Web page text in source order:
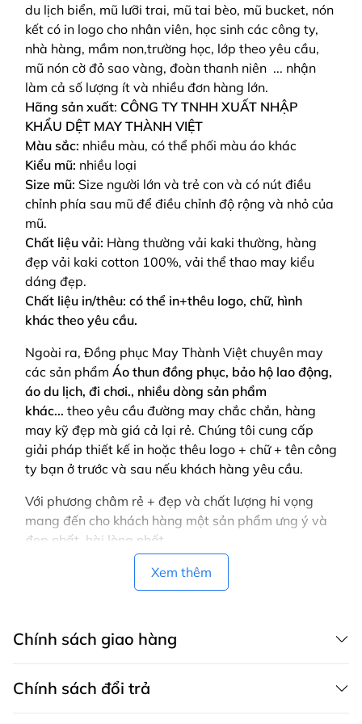
du lịch biển, mũ lưỡi trai, mũ tai bèo, mũ bucket, nón
kết có in logo cho nhân viên, học sinh các công ty,
nhà hàng, mầm non,trường học, lớp theo yêu cầu,
mũ nón cờ đỏ sao vàng, đoàn thanh niên ... nhận
làm cả số lượng ít và nhiều đơn hàng lớn.
Hãng sản xuất: CÔNG TY TNHH XUẤT NHẬP
KHẨU DỆT MAY THÀNH VIỆT
Màu sắc: nhiều màu, có thể phối màu áo khác
Kiểu mũ: nhiều loại
Size mũ: Size người lớn và trẻ con và có nút điều
chỉnh phía sau mũ để điều chỉnh độ rộng và nhỏ của
mũ.
Chất liệu vải: Hàng thường vải kaki thường, hàng
đẹp vải kaki cotton 100%, vải thể thao may kiểu
dáng đẹp.
Chất liệu in/thêu: có thể in+thêu logo, chữ, hình
khác theo yêu cầu.
Ngoài ra, Đồng phục May Thành Việt chuyên may
các sản phẩm Áo thun đồng phục, bảo hộ lao động,
áo du lịch, đi chơi., nhiều dòng sản phẩm
khác... theo yêu cầu đường may chắc chắn, hàng
may kỹ đẹp mà giá cả lại rẻ. Chúng tôi cung cấp
giải pháp thiết kế in hoặc thêu logo + chữ + tên công
ty bạn ở trước và sau nếu khách hàng yêu cầu.
Với phương châm rẻ + đẹp và chất lượng hi vọng
mang đến cho khách hàng một sản phẩm ưng ý và
đẹp nhất, hài lòng nhất
Vui lòng LIÊN HỆ để được tư vấn! để gửi bảng màu,
mẫu, thiết kế mẫu cho bạn.
Xem thêm
Chính sách giao hàng
CHÍNH SÁCH GIAO HÀNG MAY THÀNH VIỆT có dịch vụ giao hàng tận
Chính sách đổi trả